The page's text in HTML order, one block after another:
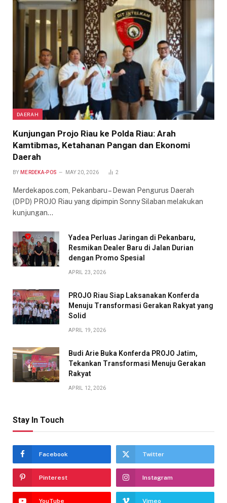
DAERAH
Kunjungan Projo Riau ke Polda Riau: Arah
Kamtibmas, Ketahanan Pangan dan Ekonomi
Daerah
BY MERDEKA-POS MAY 20, 2026 2
Merdekapos.com, Pekanbaru – Dewan Pengurus Daerah
(DPD) PROJO Riau yang dipimpin Sonny Silaban melakukan
kunjungan…
Yadea Perluas Jaringan di Pekanbaru,
Resmikan Dealer Baru di Jalan Durian
dengan Promo Spesial
APRIL 23, 2026
PROJO Riau Siap Laksanakan Konferda
Menuju Transformasi Gerakan Rakyat yang
Solid
APRIL 19, 2026
Budi Arie Buka Konferda PROJO Jatim,
Tekankan Transformasi Menuju Gerakan
Rakyat
APRIL 12, 2026
Stay In Touch
Facebook Twitter
Pinterest Instagram
YouTube Vimeo